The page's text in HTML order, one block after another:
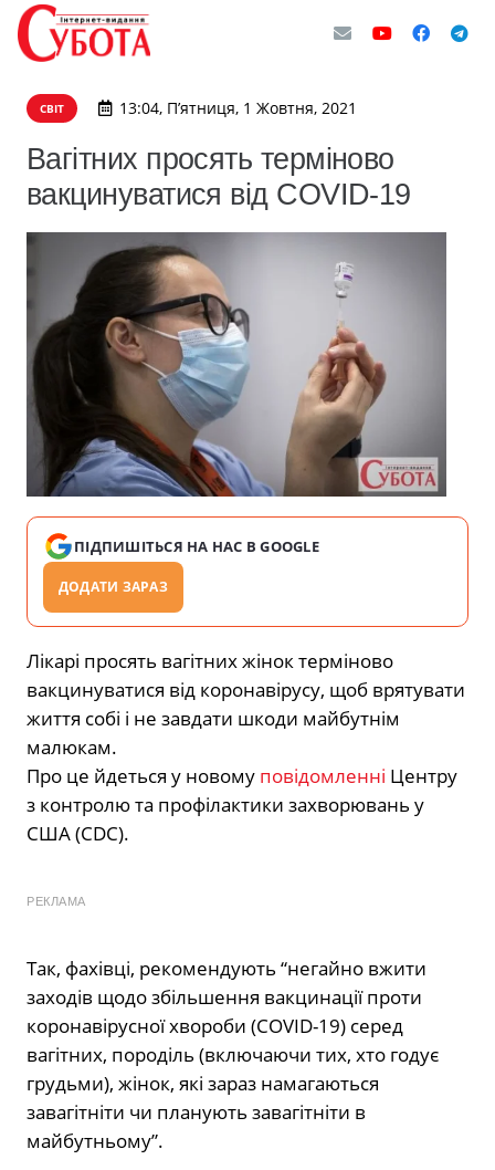
СВІТ 13:04, П’ятниця, 1 Жовтня, 2021
Вагітних просять терміново
вакцинуватися від COVID-19
ПІДПИШІТЬСЯ НА НАС В GOOGLE
ДОДАТИ ЗАРАЗ
Лікарі просять вагітних жінок терміново
вакцинуватися від коронавірусу, щоб врятувати
життя собі і не завдати шкоди майбутнім
малюкам.
Про це йдеться у новому повідомленні Центру
з контролю та профілактики захворювань у
США (CDC).
РЕКЛАМА
Так, фахівці, рекомендують “негайно вжити
заходів щодо збільшення вакцинації проти
коронавірусної хвороби (COVID-19) серед
вагітних, породіль (включаючи тих, хто годує
грудьми), жінок, які зараз намагаються
завагітніти чи планують завагітніти в
майбутньому”.